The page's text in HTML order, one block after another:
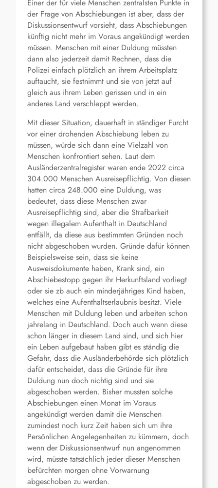
Einer der für viele Menschen zentralsten Punkte in
der Frage von Abschiebungen ist aber, dass der
Diskussionsentwurf vorsieht, dass Abschiebungen
künftig nicht mehr im Voraus angekündigt werden
müssen. Menschen mit einer Duldung müssten
dann also jederzeit damit Rechnen, dass die
Polizei einfach plötzlich an ihrem Arbeitsplatz
auftaucht, sie festnimmt und sie von jetzt auf
gleich aus ihrem Leben gerissen und in ein
anderes Land verschleppt werden.
Mit dieser Situation, dauerhaft in ständiger Furcht
vor einer drohenden Abschiebung leben zu
müssen, würde sich dann eine Vielzahl von
Menschen konfrontiert sehen. Laut dem
Ausländerzentralregister waren ende 2022 circa
304.000 Menschen Ausreisepflichtig. Von diesen
hatten circa 248.000 eine Duldung, was
bedeutet, dass diese Menschen zwar
Ausreisepflichtig sind, aber die Strafbarkeit
wegen illegalem Aufenthalt in Deutschland
entfällt, da diese aus bestimmten Gründen noch
nicht abgeschoben wurden. Gründe dafür können
Beispielsweise sein, dass sie keine
Ausweisdokumente haben, Krank sind, ein
Abschiebestopp gegen ihr Herkunftsland vorliegt
oder sie zb auch ein minderjähriges Kind haben,
welches eine Aufenthaltserlaubnis besitzt. Viele
Menschen mit Duldung leben und arbeiten schon
jahrelang in Deutschland. Doch auch wenn diese
schon länger in diesem Land sind, und sich hier
ein Leben aufgebaut haben gibt es ständig die
Gefahr, dass die Ausländerbehörde sich plötzlich
dafür entscheidet, dass die Gründe für ihre
Duldung nun doch nichtig sind und sie
abgeschoben werden. Bisher mussten solche
Abschiebungen einen Monat im Voraus
angekündigt werden damit die Menschen
zumindest noch kurz Zeit haben sich um ihre
Persönlichen Angelegenheiten zu kümmern, doch
wenn der Diskussionsentwurf nun angenommen
wird, müsste tatsächlich jeder dieser Menschen
befürchten morgen ohne Vorwarnung
abgeschoben zu werden.